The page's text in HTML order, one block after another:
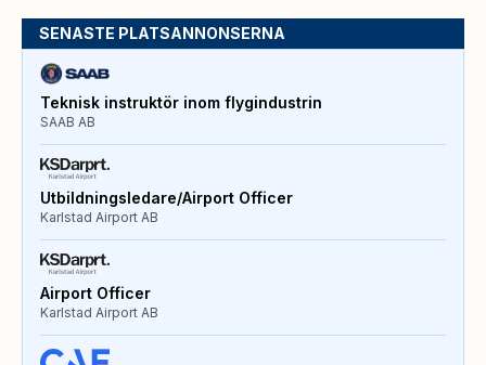
SENASTE PLATSANNONSERNA
Teknisk instruktör inom flygindustrin
SAAB AB
Utbildningsledare/Airport Officer
Karlstad Airport AB
Airport Officer
Karlstad Airport AB